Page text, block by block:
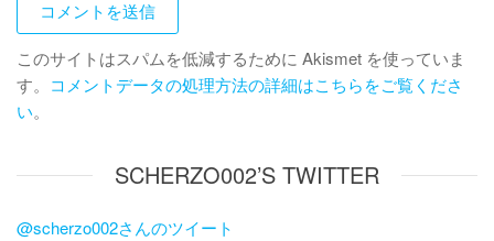
このサイトはスパムを低減するために Akismet を使っていま
す。 コメントデータの処理方法の詳細はこちらをご覧くださ
い。
SCHERZO002’S TWITTER
@scherzo002さんのツイート